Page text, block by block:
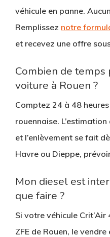
véhicule en panne.
Remplissez notre
et recevez une offre
Combien de temps
voiture à Rouen ?
Comptez 24 à 48 heures
rouennaise.
et l’enlèvement se fait
Havre ou Dieppe,
Mon diesel est
que faire ?
Si votre véhicule
ZFE de Rouen, le